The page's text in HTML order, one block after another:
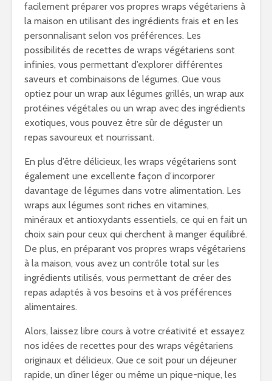
facilement préparer vos propres wraps végétariens à
la maison en utilisant des ingrédients frais et en les
personnalisant selon vos préférences. Les
possibilités de recettes de wraps végétariens sont
infinies, vous permettant d’explorer différentes
saveurs et combinaisons de légumes. Que vous
optiez pour un wrap aux légumes grillés, un wrap aux
protéines végétales ou un wrap avec des ingrédients
exotiques, vous pouvez être sûr de déguster un
repas savoureux et nourrissant.
En plus d’être délicieux, les wraps végétariens sont
également une excellente façon d’incorporer
davantage de légumes dans votre alimentation. Les
wraps aux légumes sont riches en vitamines,
minéraux et antioxydants essentiels, ce qui en fait un
choix sain pour ceux qui cherchent à manger équilibré.
De plus, en préparant vos propres wraps végétariens
à la maison, vous avez un contrôle total sur les
ingrédients utilisés, vous permettant de créer des
repas adaptés à vos besoins et à vos préférences
alimentaires.
Alors, laissez libre cours à votre créativité et essayez
nos idées de recettes pour des wraps végétariens
originaux et délicieux. Que ce soit pour un déjeuner
rapide, un dîner léger ou même un pique-nique, les